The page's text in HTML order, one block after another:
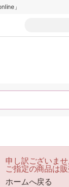
」
申し訳ございませ
ご指定の商品は
ホームへ戻る